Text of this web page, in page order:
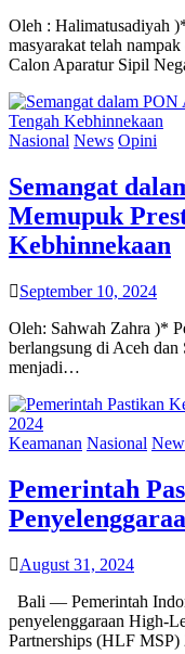
Oleh : Halimatusadiyah
masyarakat telah
Calon Aparatur Sipil
Nasional News Opini
Semangat
Memupuk
Kebhinnekaan
September 10, 2024
Oleh: Sahwah Zahra )*
berlangsung di Aceh dan
menjadi…
Keamanan Nasional
Pemerintah
August 31, 2024
Bali — Pemerintah
penyelenggaraan High-
Partnerships (HLF